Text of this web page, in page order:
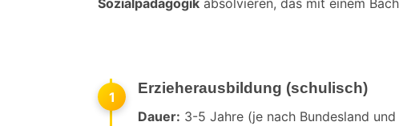
Sozialpädagogik absolvieren, das mit einem
1
Erzieherausbildung (schulisch)
Dauer: 3-5 Jahre (je nach Bundesland